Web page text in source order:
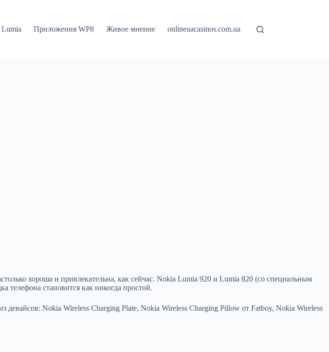
Приложения WP8 Живое мнение onlineuacasinos.com.ua
хороша и привлекательна, как сейчас. Nokia Lumia 920 и Lumia 820 (со специальным
телефона становится как никогда простой.
Nokia Wireless Charging Plate, Nokia Wireless Charging Pillow от Fatboy, Nokia Wireless